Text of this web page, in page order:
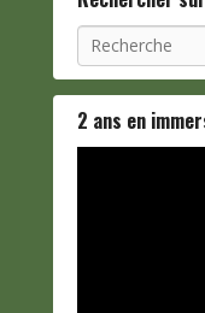
Recherche
2 ans en